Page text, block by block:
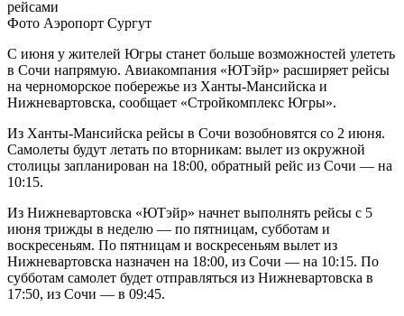
Фото Аэропорт Сургут
С июня у жителей Югры станет больше возможностей улететь
в Сочи напрямую. Авиакомпания «ЮТэйр» расширяет рейсы
на черноморское побережье из Ханты-Мансийска и
Нижневартовска, сообщает «Стройкомплекс Югры».
Из Ханты-Мансийска рейсы в Сочи возобновятся со 2 июня.
Самолеты будут летать по вторникам: вылет из окружной
столицы запланирован на 18:00, обратный рейс из Сочи — на
10:15.
Из Нижневартовска «ЮТэйр» начнет выполнять рейсы с 5
июня трижды в неделю — по пятницам, субботам и
воскресеньям. По пятницам и воскресеньям вылет из
Нижневартовска назначен на 18:00, из Сочи — на 10:15. По
субботам самолет будет отправляться из Нижневартовска в
17:50, из Сочи — в 09:45.